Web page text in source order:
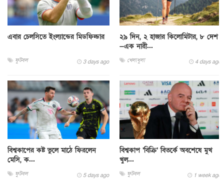
এবার চেলসিতে ইংল্যান্ডের মিডফিল্ডার
ফুটবল 3 days ago
২৯ দিন, ২ হাজার কিলোমিটার, ৮ দেশ
—এক নারী...
খেলাধুলা 4 days ago
বিশ্বকাপের কষ্ট ভুলে মাঠে ফিরলেন
মেসি, ক...
ফুটবল 5 days ago
বিশ্বকাপ ‘বিক্রি’ বিতর্কে অবশেষে মুখ
খুল...
ফুটবল 1 week ago